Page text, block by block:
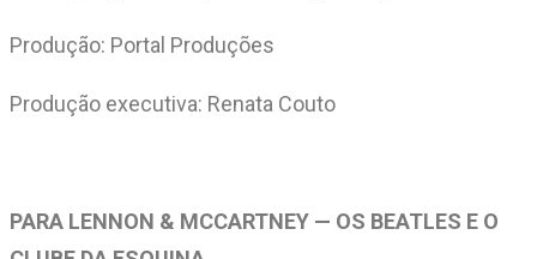
Produção: Portal Produções
Produção executiva: Renata Couto
PARA LENNON & MCCARTNEY — OS BEATLES E O